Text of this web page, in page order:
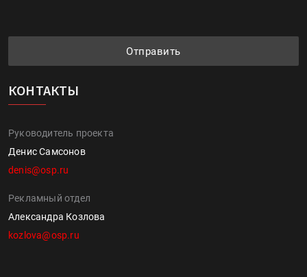
Отправить
КОНТАКТЫ
Руководитель проекта
Денис Самсонов
denis@osp.ru
Рекламный отдел
Александра Козлова
kozlova@osp.ru